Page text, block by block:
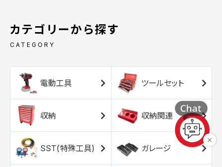
カテゴリーから探す
CATEGORY
電動工具 ツールセット
収納 収納関連
SST(特殊工具) ガレージ